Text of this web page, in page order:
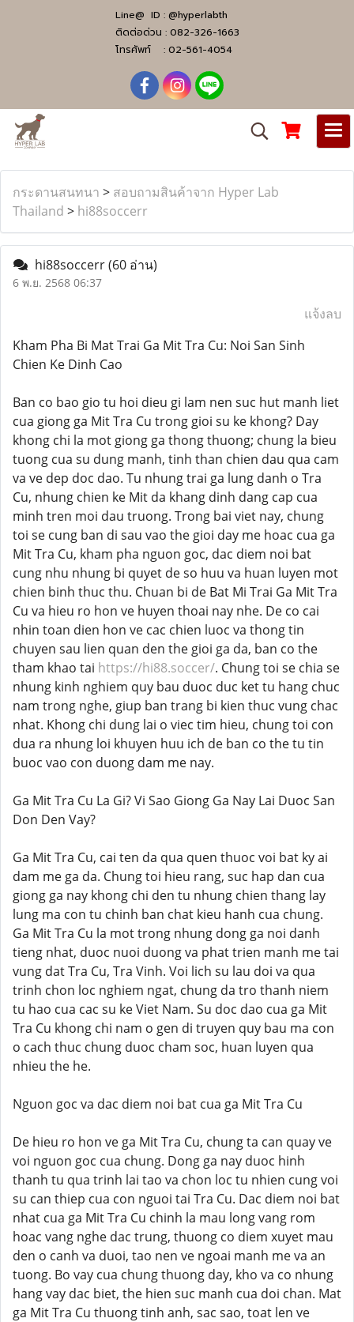
Line@ ID : @hyperlabth
ติดต่อด่วน : 082-326-1663
โทรศัพท์ : 02-561-4054
กระดานสนทนา > สอบถามสินค้าจาก Hyper Lab
Thailand > hi88soccerr
hi88soccerr(60 อ่าน)
6 พ.ย. 2568 06:37
แจ้งลบ
Kham Pha Bi Mat Trai Ga Mit Tra Cu: Noi San Sinh
Chien Ke Dinh Cao
Ban co bao gio tu hoi dieu gi lam nen suc hut manh liet
cua giong ga Mit Tra Cu trong gioi su ke khong? Day
khong chi la mot giong ga thong thuong; chung la bieu
tuong cua su dung manh, tinh than chien dau qua cam
va ve dep doc dao. Tu nhung trai ga lung danh o Tra
Cu, nhung chien ke Mit da khang dinh dang cap cua
minh tren moi dau truong. Trong bai viet nay, chung
toi se cung ban di sau vao the gioi day me hoac cua ga
Mit Tra Cu, kham pha nguon goc, dac diem noi bat
cung nhu nhung bi quyet de so huu va huan luyen mot
chien binh thuc thu. Chuan bi de Bat Mi Trai Ga Mit Tra
Cu va hieu ro hon ve huyen thoai nay nhe. De co cai
nhin toan dien hon ve cac chien luoc va thong tin
chuyen sau lien quan den the gioi ga da, ban co the
tham khao tai https://hi88.soccer/. Chung toi se chia se
nhung kinh nghiem quy bau duoc duc ket tu hang chuc
nam trong nghe, giup ban trang bi kien thuc vung chac
nhat. Khong chi dung lai o viec tim hieu, chung toi con
dua ra nhung loi khuyen huu ich de ban co the tu tin
buoc vao con duong dam me nay.
Ga Mit Tra Cu La Gi? Vi Sao Giong Ga Nay Lai Duoc San
Don Den Vay?
Ga Mit Tra Cu, cai ten da qua quen thuoc voi bat ky ai
dam me ga da. Chung toi hieu rang, suc hap dan cua
giong ga nay khong chi den tu nhung chien thang lay
lung ma con tu chinh ban chat kieu hanh cua chung.
Ga Mit Tra Cu la mot trong nhung dong ga noi danh
tieng nhat, duoc nuoi duong va phat trien manh me tai
vung dat Tra Cu, Tra Vinh. Voi lich su lau doi va qua
trinh chon loc nghiem ngat, chung da tro thanh niem
tu hao cua cac su ke Viet Nam. Su doc dao cua ga Mit
Tra Cu khong chi nam o gen di truyen quy bau ma con
o cach thuc chung duoc cham soc, huan luyen qua
nhieu the he.
Nguon goc va dac diem noi bat cua ga Mit Tra Cu
De hieu ro hon ve ga Mit Tra Cu, chung ta can quay ve
voi nguon goc cua chung. Dong ga nay duoc hinh
thanh tu qua trinh lai tao va chon loc tu nhien cung voi
su can thiep cua con nguoi tai Tra Cu. Dac diem noi bat
nhat cua ga Mit Tra Cu chinh la mau long vang rom
hoac vang nghe dac trung, thuong co diem xuyet mau
den o canh va duoi, tao nen ve ngoai manh me va an
tuong. Bo vay cua chung thuong day, kho va co nhung
hang vay dac biet, the hien suc manh cua doi chan. Mat
ga Mit Tra Cu thuong tinh anh, sac sao, toat len ve